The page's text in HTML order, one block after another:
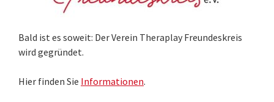
Bald ist es soweit: Der Verein Theraplay Freundeskreis
wird gegründet.
Hier finden Sie Informationen.